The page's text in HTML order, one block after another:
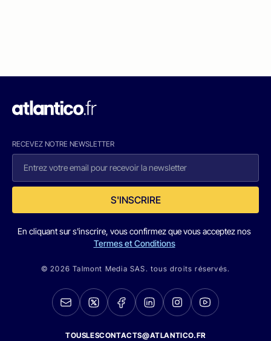
RECEVEZ NOTRE NEWSLETTER
S'INSCRIRE
En cliquant sur s'inscrire, vous confirmez que vous acceptez nos
Termes et Conditions
© 2026 Talmont Media SAS. tous droits réservés.
TOUSLESCONTACTS@ATLANTICO.FR